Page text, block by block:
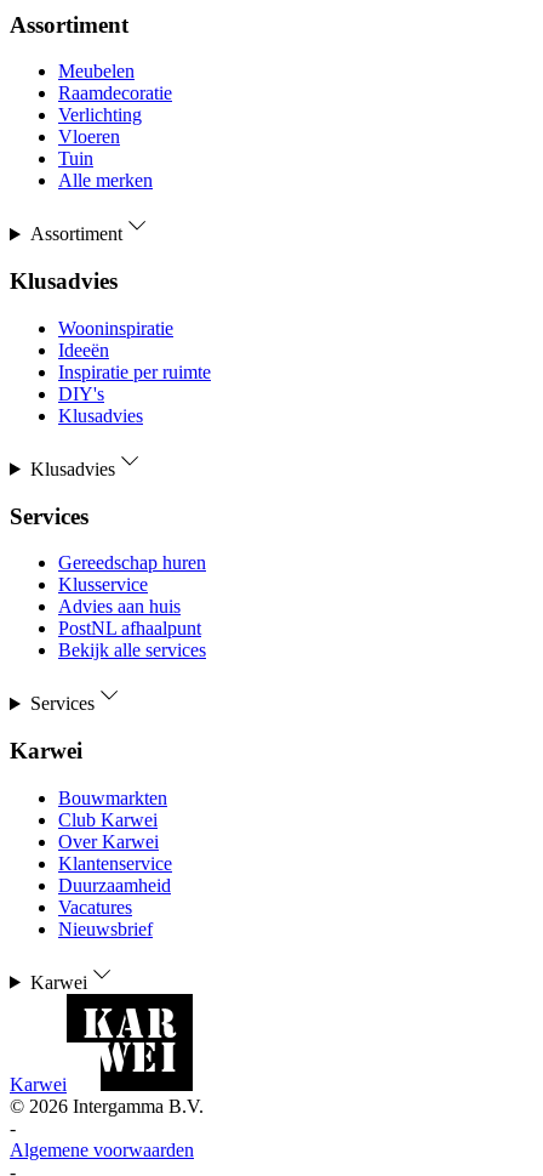
Assortiment
Meubelen
Raamdecoratie
Verlichting
Vloeren
Tuin
Alle merken
Assortiment
Klusadvies
Wooninspiratie
Ideeën
Inspiratie per ruimte
DIY's
Klusadvies
Klusadvies
Services
Gereedschap huren
Klusservice
Advies aan huis
PostNL afhaalpunt
Bekijk alle services
Services
Karwei
Bouwmarkten
Club Karwei
Over Karwei
Klantenservice
Duurzaamheid
Vacatures
Nieuwsbrief
Karwei
Karwei
© 2026 Intergamma B.V.
-
Algemene voorwaarden
-